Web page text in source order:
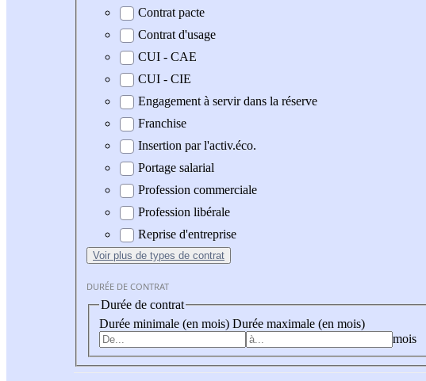
Contrat pacte
Contrat d'usage
CUI - CAE
CUI - CIE
Engagement à servir dans la réserve
Franchise
Insertion par l'activ.éco.
Portage salarial
Profession commerciale
Profession libérale
Reprise d'entreprise
Voir plus de types de contrat
DURÉE DE CONTRAT
Durée de contrat
Durée minimale (en mois) Durée maximale (en mois)
mois